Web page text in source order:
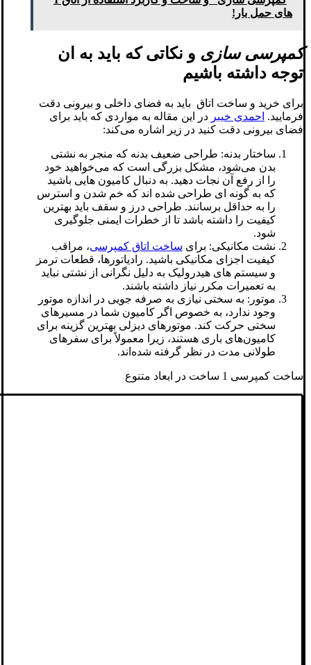
های حمل بار!
کمپرسی سازی و نکاتی که باید به ان
توجه داشته باشیم
برای خرید و ساخت اتاق باید به فضای داخلی و بیرونی دقت
فرمایید. احمدی خیبر در این مقاله به مواردی که باید برای
فضای بیرونی دقت کنید در زیر اشاره می‌کند:
ساختار بدنه: طراحی ضعیف بدنه که منجر به نشتی
بدن می‌شود، مشکل بزرگی است که می‌خواهید خود
را از رفع آن نجات دهید. به دنبال کامیون هایی باشید
که به گونه ای طراحی شده اند که خم شدن و استرس
را به حداقل برسانند. طراحی درز و سقف باید بهترین
کیفیت را داشته باشد تا از خطرات ایمنی جلوگیری
شود.
نشت مکانیکی: برای ساخت اتاق کمپرسی، مراقب
کیفیت اجزای مکانیکی باشید. رادیاتورها، قطعات ترمز
و سیستم های هیدرولیک به دلیل نگرانی از نشتی نباید
به تعمیرات مکرر نیاز داشته باشند.
موتور: به سختی نیازی به صرفه جویی در اندازه موتور
وجود ندارد، به خصوص اگر کامیون شما در مسیرهای
سختی حرکت کند. موتورهای دیزلی بهترین گزینه برای
کامیون‌های باری هستند، زیرا معمولاً برای سفرهای
طولانی مدت در نظر گرفته شده‌اند.
ساخت کمپرسی 1 ساخت در ابعاد متنوع